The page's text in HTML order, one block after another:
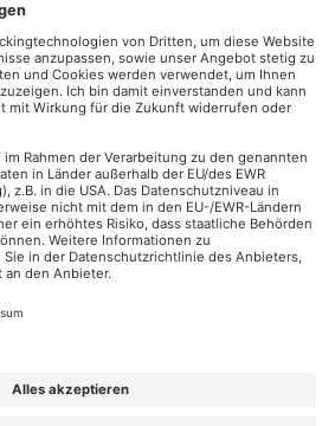
FORUM VERLAG
HERKERT
Kontakt
Telefon: +49
(0)8233 381-123
Telefax: +49
(0)8233 381-222
E-Mail:
herkert.de
Zahlung per
Rechnung